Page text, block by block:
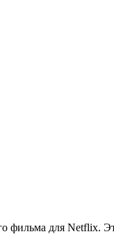
фильма для